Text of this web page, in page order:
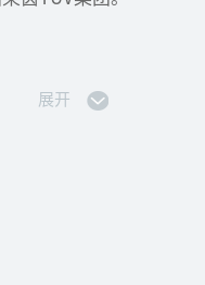
家要求。如果CB报告
展开